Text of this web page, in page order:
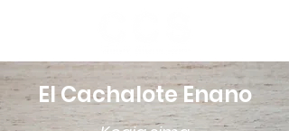
El Cachalote Enano